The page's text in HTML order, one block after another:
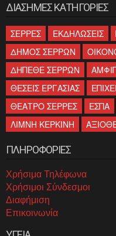
ΔΙΑΣΗΜΕΣ ΚΑΤΗΓΟΡΙΕΣ
ΣΕΡΡΕΣ ΕΚΔΗΛΩΣΕΙΣ
ΔΗΜΟΣ ΣΕΡΡΩΝ
ΔΗΠΕΘΕ ΣΕΡΡΩΝ
ΘΕΣΕΙΣ ΕΡΓΑΣΙΑΣ
ΘΕΑΤΡΟ ΣΕΡΡΕΣ
ΕΣΠΑ
ΛΙΜΝΗ ΚΕΡΚΙΝΗ
ΠΛΗΡΟΦΟΡΙΕΣ
Χρήσιμα Τηλέφωνα
Χρήσιμοι Σύνδεσμοι
Διαφήμιση
Επικοινωνία